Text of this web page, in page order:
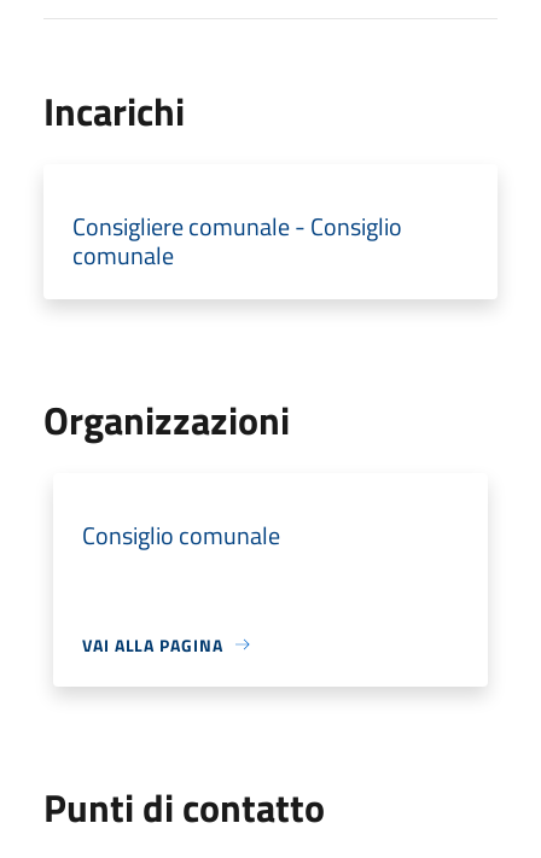
Incarichi
Consigliere comunale - Consiglio
comunale
Organizzazioni
Consiglio comunale
VAI ALLA PAGINA
Punti di contatto